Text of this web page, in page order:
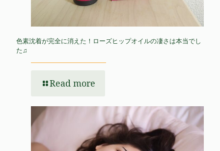
色素沈着が完全に消えた！ローズヒップオイルの凄さは本当でし
た♫
Read more